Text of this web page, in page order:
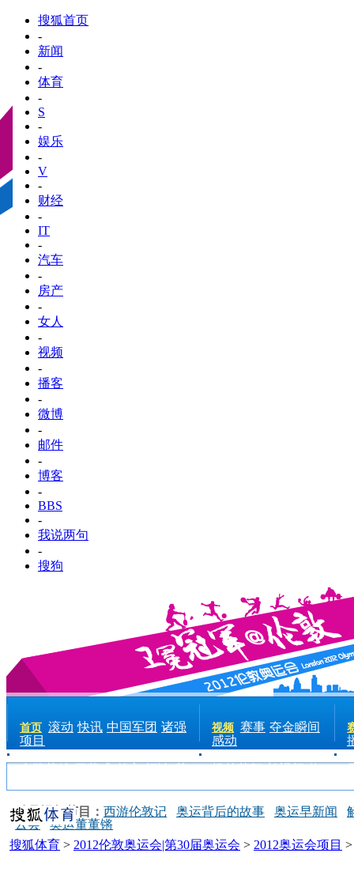
搜狐首页
-
新闻
-
体育
-
S
-
娱乐
-
V
-
财经
-
IT
-
汽车
-
房产
-
女人
-
视频
-
播客
-
微博
-
邮件
-
博客
-
BBS
-
我说两句
-
搜狗
首页 滚动 快讯 中国军团 诸强
项目
金牌英雄 开幕式 前方 评论 花
视频 赛事 夺金瞬间
感动
场外花絮 长视频 热
精品视频节目： 西游伦敦记 奥运背后的故事 奥运早新闻
云会
奥运董董锵
搜狐体育 > 2012伦敦奥运会|第30届奥运会 > 2012奥运会项目